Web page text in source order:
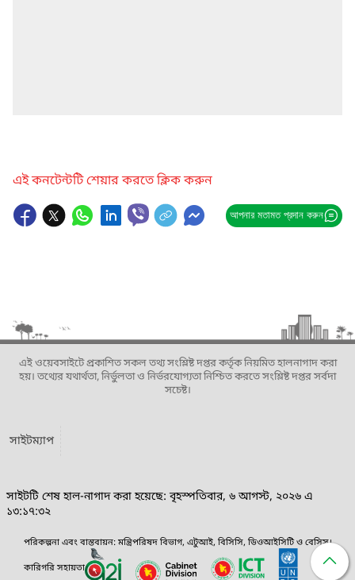
এই কনটেন্টটি শেয়ার করতে ক্লিক করুন
আপনার মতামত প্রদান করুন
এই ওয়েবসাইটে প্রকাশিত সকল তথ্য সংশ্লিষ্ট দপ্তর কর্তৃক নিয়মিত হালনাগাদ করা
হয়। তথ্যের যথার্থতা, নির্ভুলতা ও নির্ভরযোগ্যতা নিশ্চিত করতে সংশ্লিষ্ট দপ্তর সর্বদা
সচেষ্ট।
সাইটম্যাপ
সাইটটি শেষ হাল-নাগাদ করা হয়েছে: বৃহস্পতিবার, ৬ আগস্ট, ২০২৬ এ
১৩:১৭:৩২
পরিকল্পনা এবং বাস্তবায়ন: মন্ত্রিপরিষদ বিভাগ, এটুআই, বিসিসি, ডিওআইসিটি ও বেসিস।
কারিগরি সহায়তা